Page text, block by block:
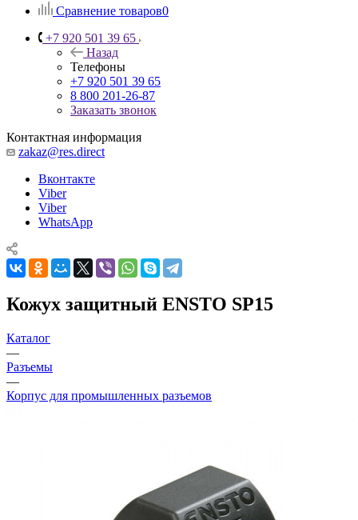
Сравнение товаров0
+7 920 501 39 65
Назад
Телефоны
+7 920 501 39 65
8 800 201-26-87
Заказать звонок
Контактная информация
zakaz@res.direct
Вконтакте
Viber
Viber
WhatsApp
Кожух защитный ENSTO SP15
Каталог
—
Разъемы
—
Корпус для промышленных разъемов